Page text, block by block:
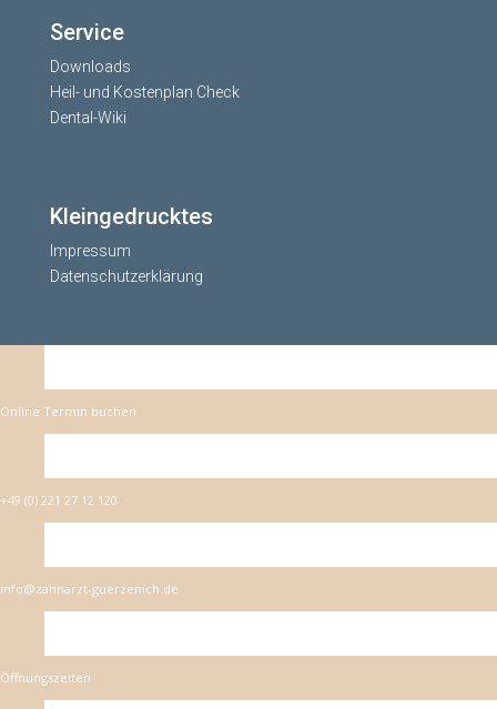
Service
Downloads
Heil- und Kostenplan Check
Dental-Wiki
Kleingedrucktes
Impressum
Datenschutzerklärung
Online Termin buchen
+49 (0) 221 27 12 120
info@zahnarzt-guerzenich.de
Öffnungszeiten